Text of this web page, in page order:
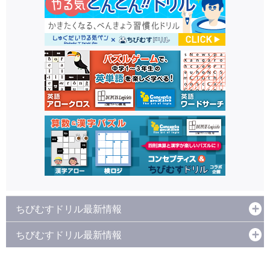
ちびむすドリル最新情報
ちびむすドリル最新情報